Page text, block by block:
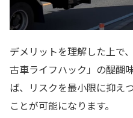
デメリットを理解した上で
古車ライフハック」の醍醐
ば、リスクを最小限に抑え
ことが可能になります。